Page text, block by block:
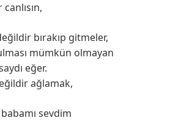
bırakıp gitmeler,
mümkün olmayan
eğer.
ağlamak,
sevdim